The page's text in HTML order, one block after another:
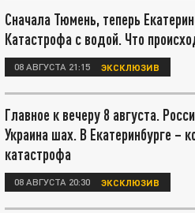
Сначала Тюмень, теперь
Катастрофа с водой. Что
08 АВГУСТА 21:15 ЭКСКЛЮЗИВ
Главное к вечеру 8 августа.
Украина шах. В Екатеринбурге –
катастрофа
08 АВГУСТА 20:30 ЭКСКЛЮЗИВ